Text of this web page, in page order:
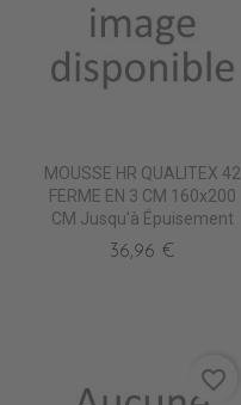
MOUSSE HR QUALITEX 42
FERME EN 3 CM 160x200
CM Jusqu'à Épuisement
36,96 €
favorite_border